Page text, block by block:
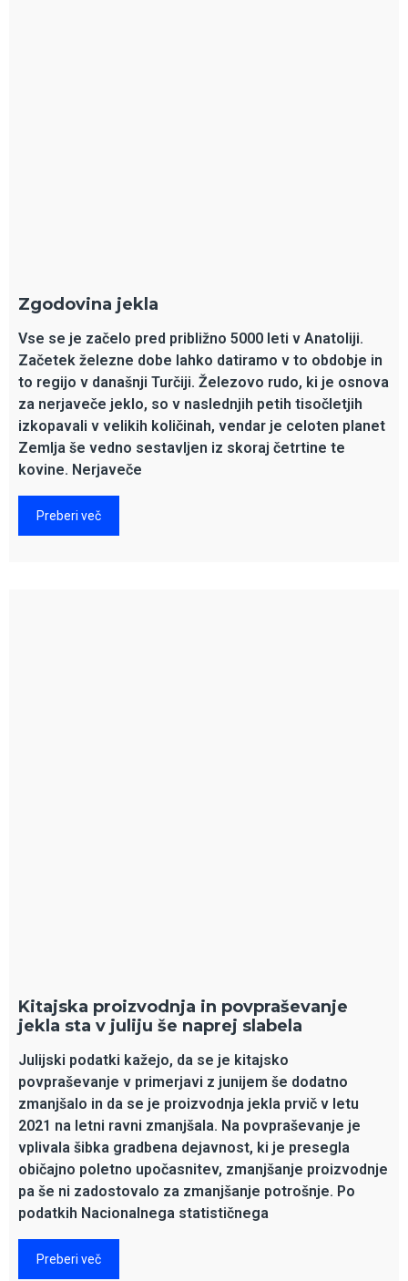
Zgodovina jekla
Vse se je začelo pred približno 5000 leti v Anatoliji.
Začetek železne dobe lahko datiramo v to obdobje in
to regijo v današnji Turčiji. Železovo rudo, ki je osnova
za nerjaveče jeklo, so v naslednjih petih tisočletjih
izkopavali v velikih količinah, vendar je celoten planet
Zemlja še vedno sestavljen iz skoraj četrtine te
kovine. Nerjaveče
Preberi več
Kitajska proizvodnja in povpraševanje
jekla sta v juliju še naprej slabela
Julijski podatki kažejo, da se je kitajsko
povpraševanje v primerjavi z junijem še dodatno
zmanjšalo in da se je proizvodnja jekla prvič v letu
2021 na letni ravni zmanjšala. Na povpraševanje je
vplivala šibka gradbena dejavnost, ki je presegla
običajno poletno upočasnitev, zmanjšanje proizvodnje
pa še ni zadostovalo za zmanjšanje potrošnje. Po
podatkih Nacionalnega statističnega
Preberi več